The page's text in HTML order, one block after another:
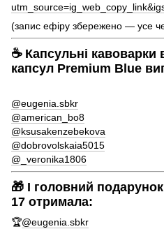
(запис ефіру збережено — усе
☕ Капсульні кавоварки
капсул Premium Blue
@eugenia.sbkr
@american_bo8
@ksusakenzebekova
@dobrovolskaia5015
@_veronika1806
🎁 І головний
17 отримала:
🏆@eugenia.sbkr